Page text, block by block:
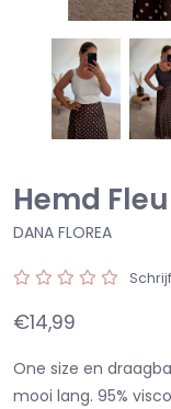
Hemd
DANA FLOREA
€14,99
One size en
mooi lang. 95%